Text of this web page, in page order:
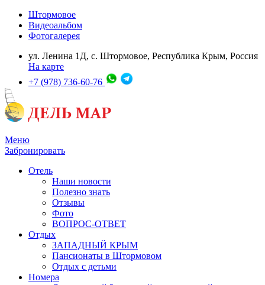
Штормовое
Видеоальбом
Фотогалерея
ул. Ленина 1Д, с. Штормовое, Республика Крым, Россия
На карте
+7 (978) 736-60-76
Меню
Забронировать
Отель
Наши новости
Полезно знать
Отзывы
Фото
ВОПРОС-ОТВЕТ
Отдых
ЗАПАДНЫЙ КРЫМ
Пансионаты в Штормовом
Отдых с детьми
Номера